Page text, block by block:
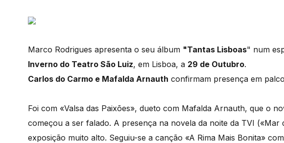
Marco Rodrigues apresenta o seu álbum "Tantas Lisboas" num
Inverno do Teatro São Luiz, em Lisboa, a 29 de Outubro.
Carlos do Carmo e Mafalda Arnauth confirmam presença em
Foi com «Valsa das Paixões», dueto com Mafalda Arnauth, que o
começou a ser falado. A presença na novela da noite da TVI («Mar
exposição muito alto. Seguiu-se a canção «A Rima Mais Bonita»